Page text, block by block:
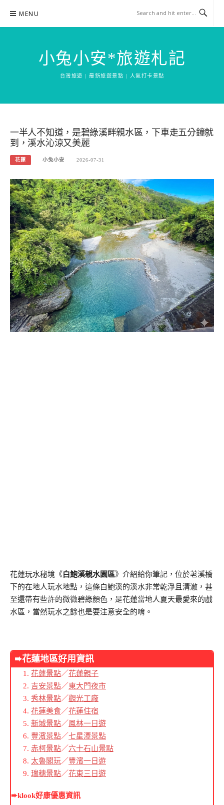
content
MENU
小兔小安*旅遊札記
台灣旅遊 | 最新旅遊景點 | 人氣打卡景點
一半人不知道，是碧綠溪畔親水區，下車走五分鐘就
到，溪水沁涼又美麗
花蓮 小兔小安 2026-07-31
花蓮玩水秘境《白鮑溪親水園區》介紹給你筆記，位於荖溪橋
下的在地人玩水地點，這條白鮑溪的溪水非常乾淨且清澈，甚
至還帶有些許的微微碧綠顏色，是花蓮當地人夏天最愛來的戲
水區，當然玩水之餘也是要注意安全的唷。
➨花蓮地區好用資訊
花蓮景點／花蓮親子
吉安景點／東大門夜市
秀林景點／觀光工廠
花蓮美食／花蓮住宿
新城景點／鳳林一日遊
豐濱景點／七星潭景點
赤柯景點／六十石山景點
太魯閣玩／豐濱一日遊
瑞穗景點／花東三日遊
➨klook好康優惠資訊